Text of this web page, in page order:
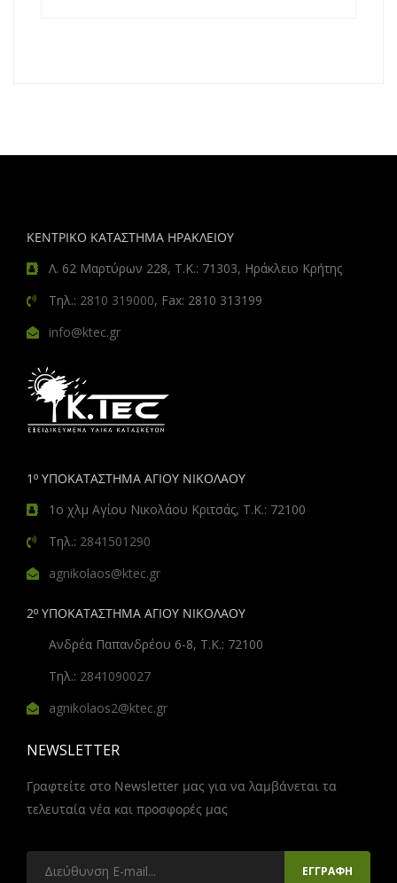
ΚΕΝΤΡΙΚΟ ΚΑΤΑΣΤΗΜΑ ΗΡΑΚΛΕΙΟΥ
Λ. 62 Μαρτύρων 228, Τ.Κ.: 71303, Ηράκλειο Κρήτης
Τηλ.: 2810 319000, Fax: 2810 313199
info@ktec.gr
1º ΥΠΟΚΑΤΑΣΤΗΜΑ ΑΓΙΟΥ ΝΙΚΟΛΑΟΥ
1ο χλμ Αγίου Νικολάου Κριτσάς, Τ.Κ.: 72100
Τηλ.: 2841501290
agnikolaos@ktec.gr
2º ΥΠΟΚΑΤΑΣΤΗΜΑ ΑΓΙΟΥ ΝΙΚΟΛΑΟΥ
Ανδρέα Παπανδρέου 6-8, Τ.Κ.: 72100
Τηλ.: 2841090027
agnikolaos2@ktec.gr
NEWSLETTER
Γραφτείτε στο Newsletter μας για να λαμβάνεται τα
τελευταία νέα και προσφορές μας